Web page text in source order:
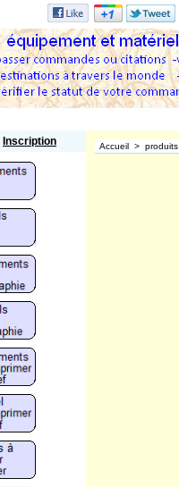
Inscription Accueil > produits